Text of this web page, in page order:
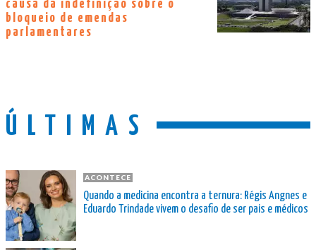
causa da indefinição sobre o
bloqueio de emendas
parlamentares
ÚLTIMAS
ACONTECE
Quando a medicina encontra a ternura: Régis Angnes e
Eduardo Trindade vivem o desafio de ser pais e médicos